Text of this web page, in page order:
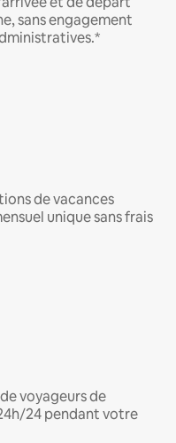
sans engagement
de vacances
unique sans frais
voyageurs de
24 pendant votre